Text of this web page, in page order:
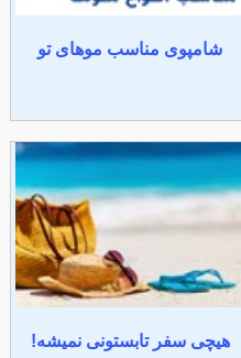
شامپوی مناسب موهای تو
هیچی سفر تابستونی نمیشه!